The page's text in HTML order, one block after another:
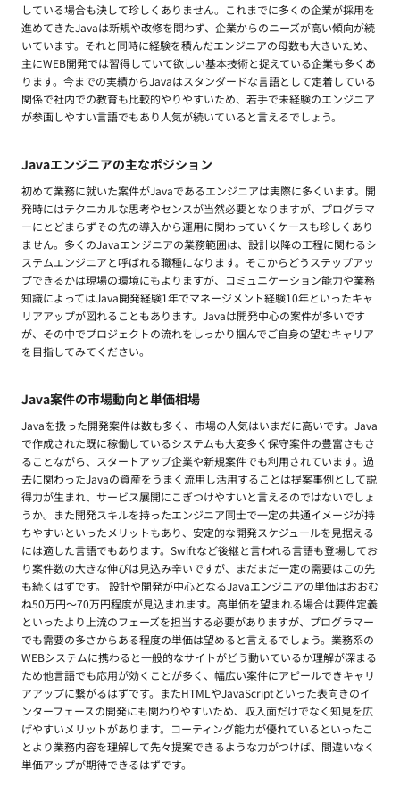
している場合も決して珍しくありません。これまでに多くの企業が採用を
進めてきたJavaは新規や改修を問わず、企業からのニーズが高い傾向が続
いています。それと同時に経験を積んだエンジニアの母数も大きいため、
主にWEB開発では習得していて欲しい基本技術と捉えている企業も多くあ
ります。今までの実績からJavaはスタンダードな言語として定着している
関係で社内での教育も比較的やりやすいため、若手で未経験のエンジニア
が参画しやすい言語でもあり人気が続いていると言えるでしょう。
Javaエンジニアの主なポジション
初めて業務に就いた案件がJavaであるエンジニアは実際に多くいます。開
発時にはテクニカルな思考やセンスが当然必要となりますが、プログラマ
ーにとどまらずその先の導入から運用に関わっていくケースも珍しくあり
ません。多くのJavaエンジニアの業務範囲は、設計以降の工程に関わるシ
ステムエンジニアと呼ばれる職種になります。そこからどうステップアッ
プできるかは現場の環境にもよりますが、コミュニケーション能力や業務
知識によってはJava開発経験1年でマネージメント経験10年といったキャ
リアアップが図れることもあります。Javaは開発中心の案件が多いです
が、その中でプロジェクトの流れをしっかり掴んでご自身の望むキャリア
を目指してみてください。
Java案件の市場動向と単価相場
Javaを扱った開発案件は数も多く、市場の人気はいまだに高いです。Java
で作成された既に稼働しているシステムも大変多く保守案件の豊富さもさ
ることながら、スタートアップ企業や新規案件でも利用されています。過
去に関わったJavaの資産をうまく流用し活用することは提案事例として説
得力が生まれ、サービス展開にこぎつけやすいと言えるのではないでしょ
うか。また開発スキルを持ったエンジニア同士で一定の共通イメージが持
ちやすいといったメリットもあり、安定的な開発スケジュールを見据える
には適した言語でもあります。Swiftなど後継と言われる言語も登場してお
り案件数の大きな伸びは見込み辛いですが、まだまだ一定の需要はこの先
も続くはずです。 設計や開発が中心となるJavaエンジニアの単価はおおむ
ね50万円〜70万円程度が見込まれます。高単価を望まれる場合は要件定義
といったより上流のフェーズを担当する必要がありますが、プログラマー
でも需要の多さからある程度の単価は望めると言えるでしょう。業務系の
WEBシステムに携わると一般的なサイトがどう動いているか理解が深まる
ため他言語でも応用が効くことが多く、幅広い案件にアピールできキャリ
アアップに繋がるはずです。またHTMLやJavaScriptといった表向きのイ
ンターフェースの開発にも関わりやすいため、収入面だけでなく知見を広
げやすいメリットがあります。コーティング能力が優れているといったこ
とより業務内容を理解して先々提案できるような力がつけば、間違いなく
単価アップが期待できるはずです。